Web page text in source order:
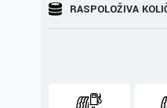
RASPOLOŽIVA